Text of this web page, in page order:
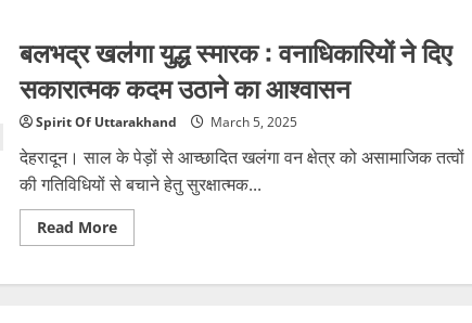
दी
जान
आए,
फिर
में
कर
लात-
घूंसों
की
बौछार,
टल्ली
युवक-
युवतियों
बवाल
बलभद्र खलऺगा युद्ध स्मारक : वनाधिकारियों ने दिए
सकारात्मक कदम उठाने का आश्वासन
Spirit Of Uttarakhand March 5, 2025
देहरादून। साल के पेड़ों से आच्छादित खलंगा वन क्षेत्र को असामाजिक तत्वों
की गतिविधियों से बचाने हेतु सुरक्षात्मक...
Read MoreRead
more
खलऺगा